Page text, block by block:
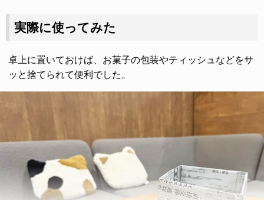
実際に使ってみた
卓上に置いておけば、お菓子の包装やティッシュなどをサ
ッと捨てられて便利でした。